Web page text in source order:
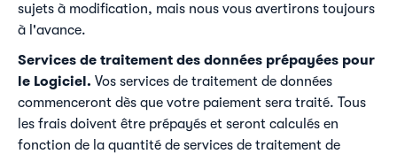
sujets à modification, mais nous vous avertirons toujours
à l'avance.
Services de traitement des données prépayées pour
le Logiciel. Vos services de traitement de données
commenceront dès que votre paiement sera traité. Tous
les frais doivent être prépayés et seront calculés en
fonction de la quantité de services de traitement de